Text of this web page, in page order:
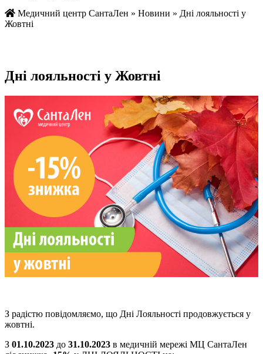
Медичний центр СантаЛен » Новини » Дні лояльності у
Жовтні
Дні лояльності у Жовтні
З радістю повідомляємо, що Дні Лояльності продовжується у
жовтні.
З 01.10.2023 до 31.10.2023 в медичній мережі МЦ СантаЛен